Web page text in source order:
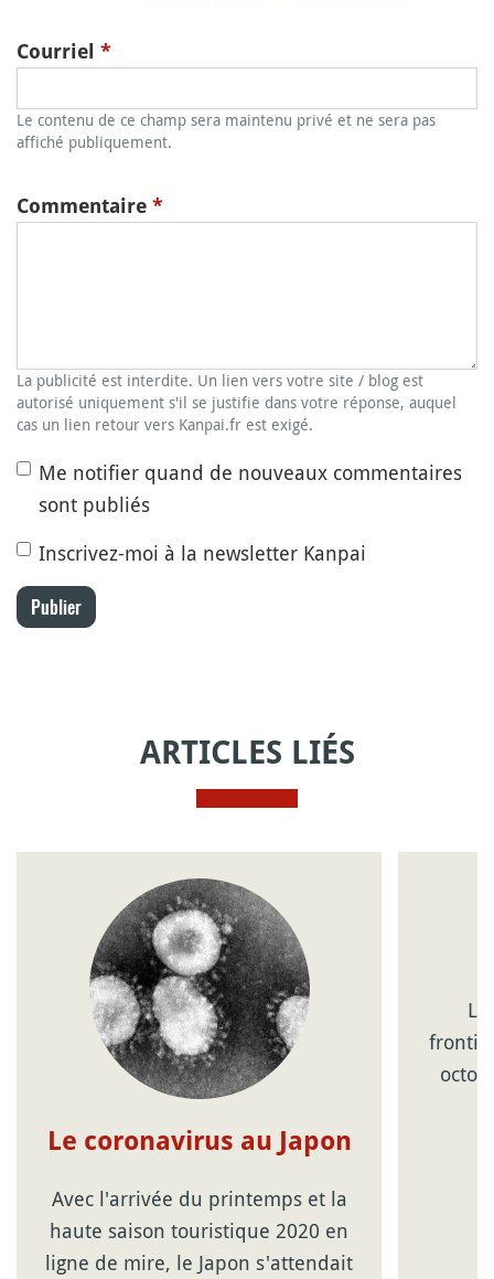
Courriel *
Le contenu de ce champ sera maintenu privé et ne sera pas
affiché publiquement.
Commentaire *
La publicité est interdite. Un lien vers votre site / blog est
autorisé uniquement s'il se justifie dans votre réponse, auquel
cas un lien retour vers Kanpai.fr est exigé.
Me notifier quand de nouveaux commentaires
sont publiés
Inscrivez-moi à la newsletter Kanpai
Publier
ARTICLES LIÉS
Le coronavirus au Japon
Avec l'arrivée du printemps et la
haute saison touristique 2020 en
ligne de mire, le Japon s'attendait